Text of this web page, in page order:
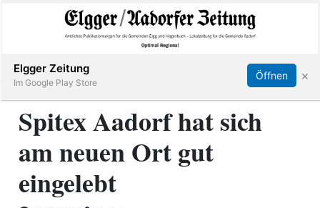
Aadorf
Abonnieren Online Anmelden Anmelden
Spitex Aadorf hat sich
am neuen Ort gut
eingelebt
Elgger Zeitung
Im Google Play Store
Öffnen ×